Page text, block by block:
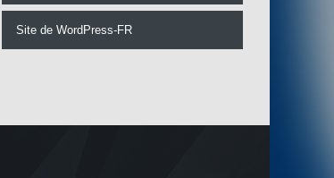
Site de WordPress-FR